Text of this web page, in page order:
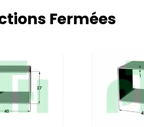
Fermées